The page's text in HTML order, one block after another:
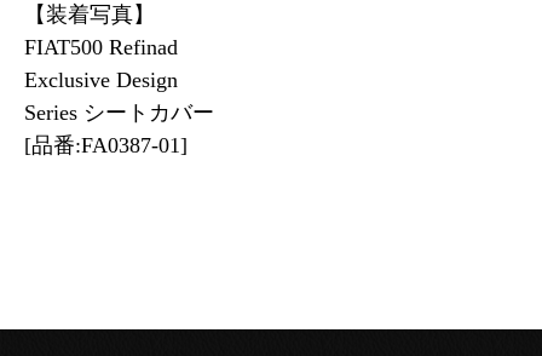
【装着写真】
FIAT500 Refinad
Exclusive Design
Series シートカバー
[品番:FA0387-01]